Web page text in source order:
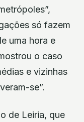
só fazem
uma hora e
o caso
e vizinhas
se”.
de Leiria, que